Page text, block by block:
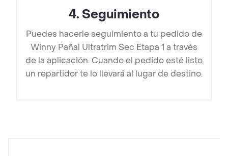
4. Seguimiento
Puedes hacerle seguimiento a tu pedido de
Winny Pañal Ultratrim Sec Etapa 1 a través
de la aplicación. Cuando el pedido esté listo
un repartidor te lo llevará al lugar de destino.